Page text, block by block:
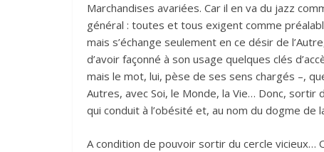
Marchandises avariées. Car il en va du jazz
général : toutes et tous exigent comme
mais s’échange seulement en ce désir de
d’avoir façonné à son usage quelques clés
mais le mot, lui, pèse de ses sens chargés –,
Autres, avec Soi, le Monde, la Vie… Donc,
qui conduit à l’obésité et, au nom du dogme de
A condition de pouvoir sortir du cercle vicieux…